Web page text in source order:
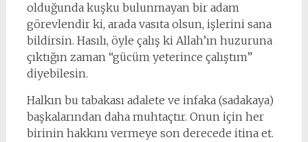
olduğunda kuşku bulunmayan bir adam
görevlendir ki, arada vasıta olsun, işlerini sana
bildirsin. Hasılı, öyle çalış ki Allah’ın huzuruna
çıktığın zaman “gücüm yeterince çalıştım”
diyebilesin.
Halkın bu tabakası adalete ve infaka (sadakaya)
başkalarından daha muhtaçtır. Onun için her
birinin hakkını vermeye son derecede itina et.